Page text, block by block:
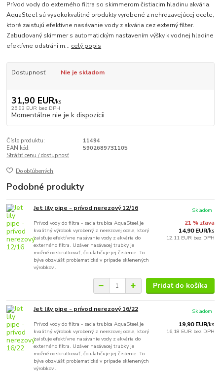
Prívod vody do externého filtra so skimmerom čistiacim hladinu akvária.
AquaSteel sú vysokokvalitné produkty vyrobené z nehrdzavejúcej ocele,
ktoré zaisťujú efektívne nasávanie vody z akvária cez externý filter.
Zabudovaný skimmer s automatickým nastavením výšky k vodnej hladine
efektívne odstráni m... celý popis
Dostupnosť Nie je skladom
31,90 EUR/ks
25,93 EUR bez DPH
Momentálne nie je k dispozícii
Číslo produktu:
11494
EAN kód:
5902689731105
Strážiť cenu / dostupnosť
Do obľúbených
Podobné produkty
Jet lily pipe - prívod nerezový 12/16
Prívod vody do filtra - sacia trubica AquaSteel je
kvalitný výrobok vyrobený z nerezovej ocele, ktorý
zaisťuje efektívne nasávanie vody z akvária do
externého filtra. Uzáver nasávacej trubky je
možné odskrutkovať, čo uľahčuje jej čistenie. To
býva obzvlášť problematické v prípade sklenených
výrobkov...
21 % zľava
14,90 EUR/ks
12,11 EUR bez DPH
Skladom
Pridať do košíka
Jet lily pipe - prívod nerezový 16/22
Prívod vody do filtra - sacia trubica AquaSteel je
kvalitný výrobok vyrobený z nerezovej ocele, ktorý
zaisťuje efektívne nasávanie vody z akvária do
externého filtra. Uzáver nasávacej trubky je
možné odskrutkovať, čo uľahčuje jej čistenie. To
býva obzvlášť problematické v prípade sklenených
výrobkov...
19,90 EUR/ks
16,18 EUR bez DPH
Skladom